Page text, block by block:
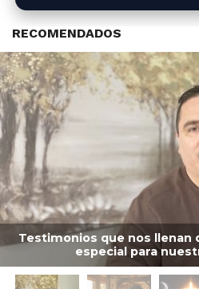
RECOMENDADOS
Testimonios que nos llenan
especial para